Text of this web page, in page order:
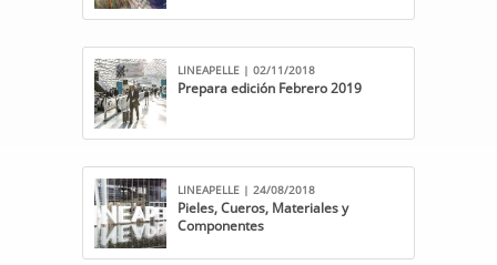
LINEAPELLE | 02/11/2018
Prepara edición Febrero 2019
LINEAPELLE | 24/08/2018
Pieles, Cueros, Materiales y
Componentes